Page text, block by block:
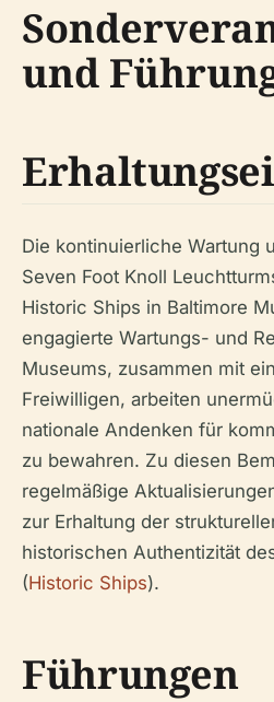
und
Die kontinuierliche Wartung
Seven Foot Knoll
Historic Ships in Baltimore
engagierte Wartungs- und
Museums, zusammen mit
Freiwilligen, arbeiten
nationale Andenken für
zu bewahren. Zu diesen
regelmäßige
zur Erhaltung der
historischen Authentizität
(Historic Ships).
Führungen